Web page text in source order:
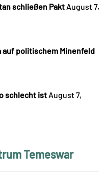
schließen Pakt August 7,
auf politischem Minenfeld
schlecht ist August 7,
Temeswar